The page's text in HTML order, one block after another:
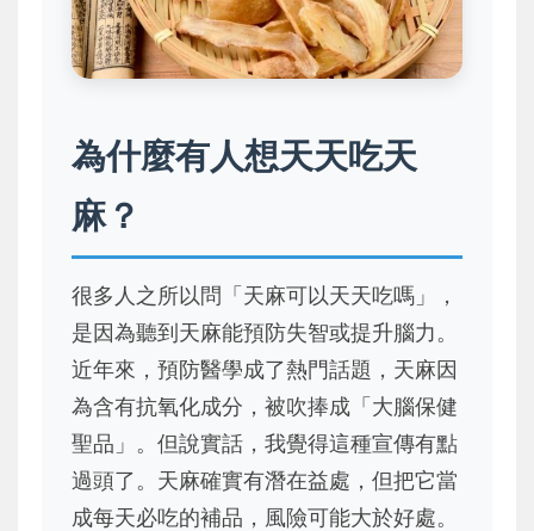
為什麼有人想天天吃天
麻？
很多人之所以問「天麻可以天天吃嗎」，
是因為聽到天麻能預防失智或提升腦力。
近年來，預防醫學成了熱門話題，天麻因
為含有抗氧化成分，被吹捧成「大腦保健
聖品」。但說實話，我覺得這種宣傳有點
過頭了。天麻確實有潛在益處，但把它當
成每天必吃的補品，風險可能大於好處。